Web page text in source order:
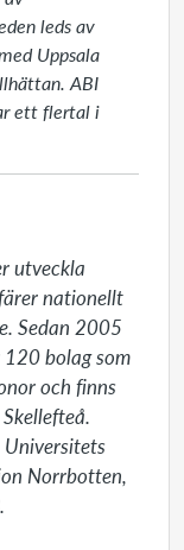
leds av
Uppsala
ABI
ett flertal i
utveckla
nationellt
Sedan 2005
bolag som
och finns
Universitets
Norrbotten,